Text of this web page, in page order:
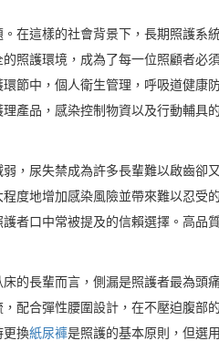
在這樣的社會背景下，長期照護系
照護環境，成為了每一位照顧者必
節中，個人衛生管理，呼吸道健康
產品，感染控制物資以及行動輔具
，尿失禁成為許多長輩難以啟齒卻
度地增加感染風險並帶來難以忍受
者口中常被提及的信賴選擇。高品
的長輩而言，側漏是照護者最為頭
配合彈性腰圍設計，在不壓迫腹部
更換紙尿褲是照護的基本原則，但選